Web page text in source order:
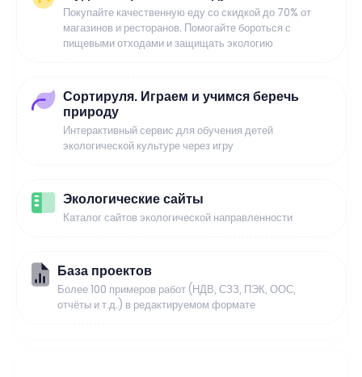
Покупайте качественную еду со скидкой до 70% от
магазинов и ресторанов. Помогайте бороться с
пищевыми отходами и защищать экологию
Сортируля. Играем и учимся беречь
природу
Интерактивный сервис для обучения детей
экологической культуре через игру
Экологические сайты
Каталог сайтов экологической направленности
База проектов
Более 100 примеров работ (НДВ, СЗЗ, ПЭК, ООС,
отчёты и т.д.) в редактируемом формате